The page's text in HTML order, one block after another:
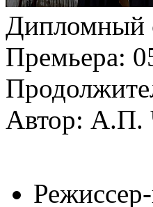
Дипломный
Премьера:
Автор: А.П.